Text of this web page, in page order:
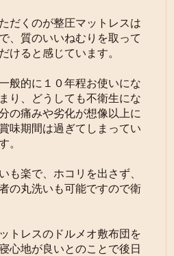
だくのが整圧マットレスは
、質のいいねむりを取って
けると感じています。
般的に１０年程お使いにな
り、どうしても不衛生にな
の痛みや劣化が想像以上に
味期間は過ぎてしまってい
。
も楽で、ホコリを出さず、
の丸洗いも可能ですので衛
トレスのドルメオ敷布団を
心地が良いとのことで後日